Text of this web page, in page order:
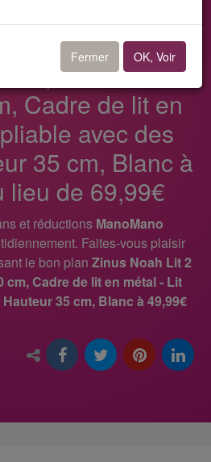
ManoMano
2 personnes, Lit
Cadre de lit en
avec des
35 cm, Blanc à
lieu de 69,99€
et réductions ManoMano
Faites-vous plaisir
le bon plan Zinus Noah Lit 2
cm, Cadre de lit en métal - Lit
35 cm, Blanc à 49,99€
Fermer OK, Voir